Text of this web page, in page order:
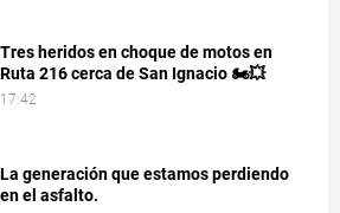
Tres heridos en choque de motos en
Ruta 216 cerca de San Ignacio 🏍️💥
17:42
La generación que estamos perdiendo
en el asfalto.